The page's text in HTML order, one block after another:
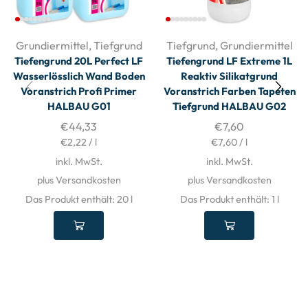
Grundiermittel,Tiefgrund
Tiefengrund 20L Perfect LF
Wasserlösslich Wand Boden
Voranstrich Profi Primer
HALBAU G01
€44,33
€2,22 / l
inkl. MwSt.
plus Versandkosten
Das Produkt enthält: 20 l
Tiefgrund,Grundiermittel
Tiefengrund LF Extreme 1L
Reaktiv Silikatgrund
Voranstrich Farben Tapeten
Tiefgrund HALBAU G02
€7,60
€7,60/ l
inkl. MwSt.
plus Versandkosten
Das Produkt enthält: 1 l